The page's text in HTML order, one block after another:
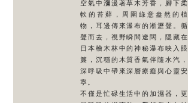
空氣中瀰漫著草木芳香，腳下柔
軟的苔蘚，周圍綠意盎然的植
物，耳邊傳來瀑布的淅瀝聲。循
聲而去，視野瞬間遼闊，隱藏在
日本檜木林中的神秘瀑布映入眼
簾，沉穩的木質香氣伴隨水汽，
深呼吸中帶來深層療癒與心靈安
寧。
不僅是忙碌生活中的加濕器，更